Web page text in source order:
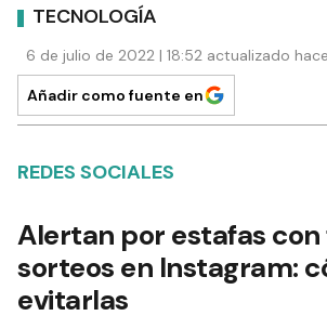
TECNOLOGÍA
6 de julio de 2022 | 18:52 actualizado
Añadir como fuente en
REDES SOCIALES
Alertan por estafas con
sorteos en Instagram:
evitarlas